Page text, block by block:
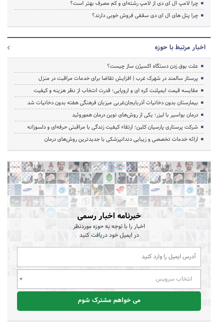
چرا لامپ ال ای دی از لامپ رشته‌ای و کم مصرف بهتر است؟
چرا پنل های ال ای دی سقفی فروش خوبی دارند؟
اخبار مرتبط با حوزه
علت بوق زدن دستگاه اکسیژن ساز چیست؟
پرستار سالمند در شهرک غرب | افزایش تقاضا برای خدمات مراقبت در منزل
مقایسه قیمت ایمپلنت کره ای و اروپایی؛ قدرت انتخاب از نظر هزینه و کیفیت
بیمارستان بدون دخانیات آذربایجان‌غربی میزبان فرهنگی هفته بدون دخانیات شد
درمان بواسیر با لیزر؛ یکی از روش‌های نوین درمان هموروئید
شرکت پرستاری پارسیان کلین؛ ارتقاء کیفیت زندگی با مراقبتی حرفه‌ای و دلسوزانه
ارائه خدمات تخصصی و زیبایی دندانپزشکی با جدیدترین روش‌های درمان
خبرنامه اخبار رسمی
اخبار را با توجه به حوزه موردنظر
در ایمیل خود دریافت کنید
انتخاب سرویس
می خواهم مشترک شوم